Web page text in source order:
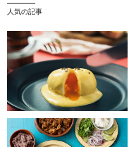
人気の記事